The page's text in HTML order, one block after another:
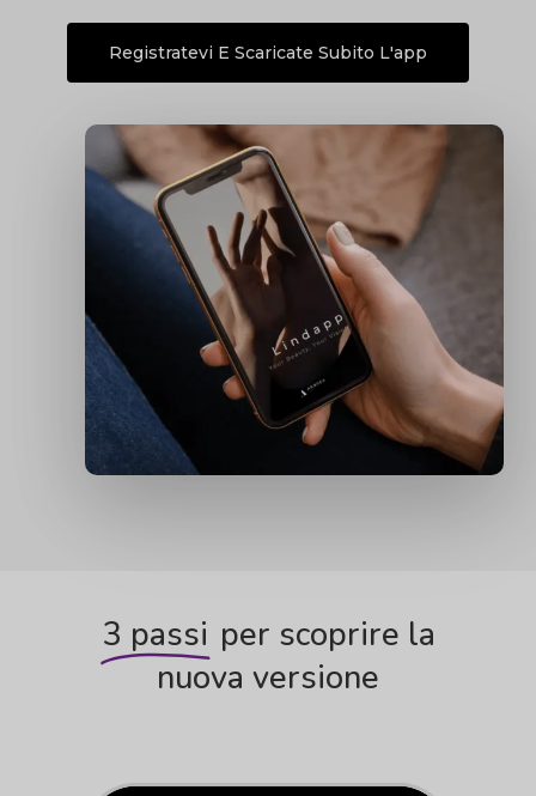
Registratevi E Scaricate Subito L'app
3 passi per scoprire la
nuova versione